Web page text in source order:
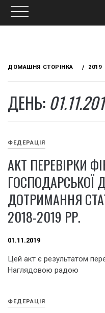
ДОМАШНЯ СТОРІНКА 2019
ДЕНЬ:
ФЕДЕРАЦІЯ
АКТ ПЕРЕВІРКИ
ГОСПОДАРСЬКОЇ
ДОТРИМАННЯ
2018-2019 РР.
01.11.2019
Цей акт є результатом
Наглядовою радою
ФЕДЕРАЦІЯ